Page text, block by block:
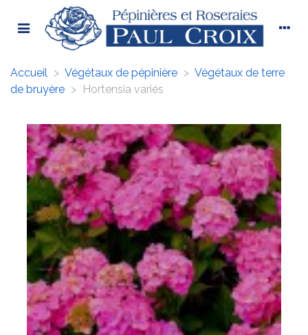
Accueil > Végétaux de pépinière > Végétaux de terre
de bruyère > Hortensia variés